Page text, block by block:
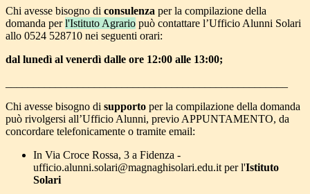
Chi avesse bisogno di consulenza per la compilazione della
domanda perl'Istituto Agrario può contattare l’Ufficio Alunni Solari
allo 0524 528710 nei seguenti orari:
dal lunedì al venerdì dalle ore 12:00 alle 13:00;
Chi avesse bisogno di supporto per la compilazione della domanda
può rivolgersi all’Ufficio Alunni, previo APPUNTAMENTO, da
concordare telefonicamente o tramite email:
In Via Croce Rossa, 3 a Fidenza -
ufficio.alunni.solari@magnaghisolari.edu.it per l'Istituto
Solari